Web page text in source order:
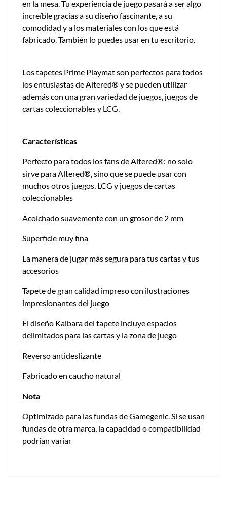
en la mesa. Tu experiencia de juego pasará a ser algo
increíble gracias a su diseño fascinante, a su
comodidad y a los materiales con los que está
fabricado. También lo puedes usar en tu escritorio.
Los tapetes Prime Playmat son perfectos para todos
los entusiastas de Altered® y se pueden utilizar
además con una gran variedad de juegos, juegos de
cartas coleccionables y LCG.
Características
Perfecto para todos los fans de Altered®: no solo
sirve para Altered®, sino que se puede usar con
muchos otros juegos, LCG y juegos de cartas
coleccionables
Acolchado suavemente con un grosor de 2 mm
Superficie muy fina
La manera de jugar más segura para tus cartas y tus
accesorios
Tapete de gran calidad impreso con ilustraciones
impresionantes del juego
El diseño Kaibara del tapete incluye espacios
delimitados para las cartas y la zona de juego
Reverso antideslizante
Fabricado en caucho natural
Nota
Optimizado para las fundas de Gamegenic. Si se usan
fundas de otra marca, la capacidad o compatibilidad
podrían variar